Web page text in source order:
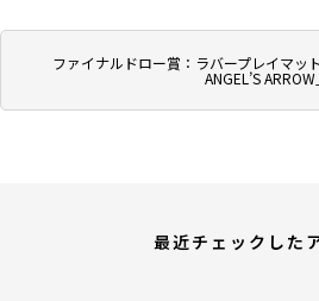
ファイナルドロー賞：ラバープレイマ
ANGEL’S ARROW」
最近チェックした